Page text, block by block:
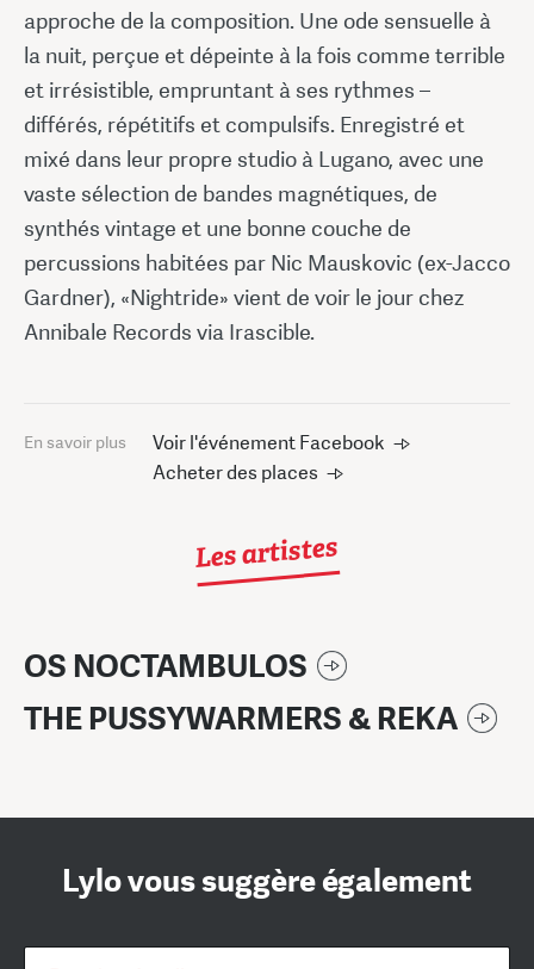
approche de la composition. Une ode sensuelle à
la nuit, perçue et dépeinte à la fois comme terrible
et irrésistible, empruntant à ses rythmes –
différés, répétitifs et compulsifs. Enregistré et
mixé dans leur propre studio à Lugano, avec une
vaste sélection de bandes magnétiques, de
synthés vintage et une bonne couche de
percussions habitées par Nic Mauskovic (ex-Jacco
Gardner), «Nightride» vient de voir le jour chez
Annibale Records via Irascible.
En savoir plus
Voir l'événement Facebook
Acheter des places
Les artistes
OS NOCTAMBULOS
THE PUSSYWARMERS & REKA
Lylo vous suggère également